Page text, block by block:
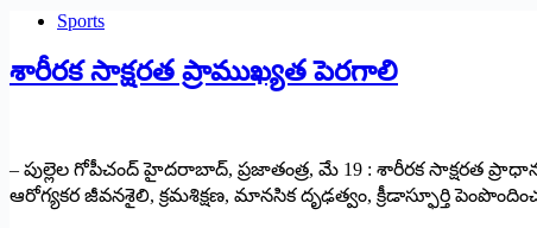
Sports
శారీరక సాక్షరత ప్రాముఖ్యత పెరగాలి
– పుల్లెల గోపీచంద్ హైదరాబాద్, ప్రజాతంత్ర, మే 19 : శారీరక సాక్షరత
ఆరోగ్యకర జీవనశైలి, క్రమశిక్షణ, మానసిక దృఢత్వం, క్రీడాస్ఫూర్తి